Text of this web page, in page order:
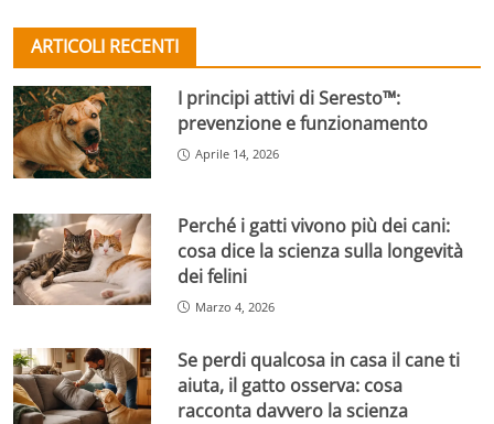
ARTICOLI RECENTI
I principi attivi di Seresto™:
prevenzione e funzionamento
Aprile 14, 2026
Perché i gatti vivono più dei cani:
cosa dice la scienza sulla longevità
dei felini
Marzo 4, 2026
Se perdi qualcosa in casa il cane ti
aiuta, il gatto osserva: cosa
racconta davvero la scienza